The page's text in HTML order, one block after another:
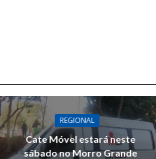
REGIONAL
Cate Móvel estará neste
sábado no Morro Grande